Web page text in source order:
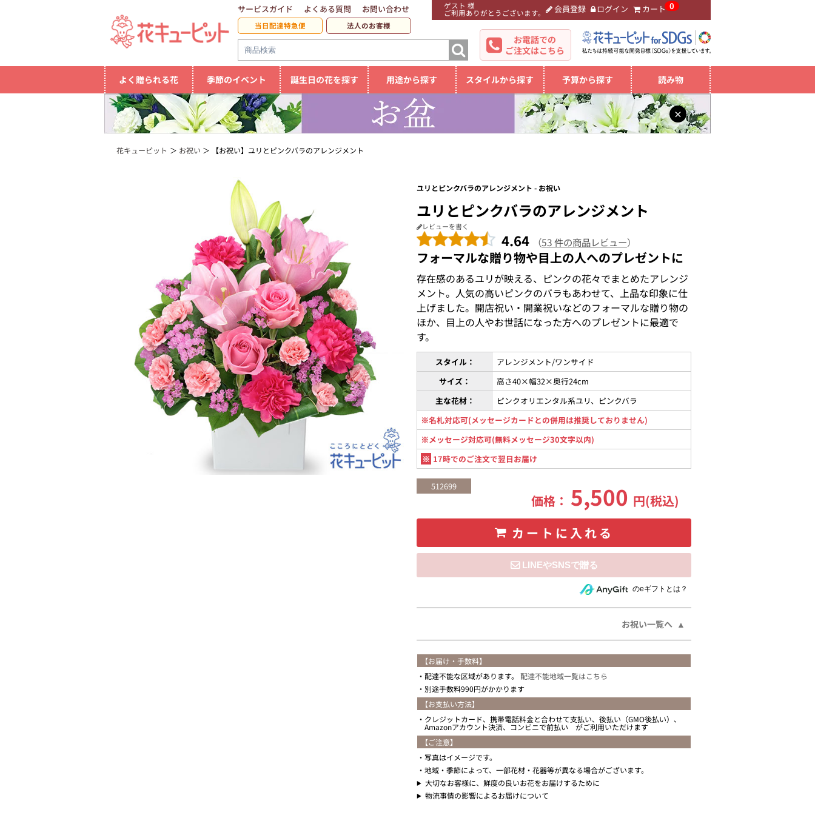
ゲスト 様
ご利用ありがとうございます。 会員登録 ログイン カート 0
サービスガイド よくある質問 お問い合わせ
当日配達特急便 法人のお客様
お電話での
ご注文はこちら
よく贈られる花 季節のイベント 誕生日の花を探す 用途から探す スタイルから探す 予算から探す 読み物
×
花キューピット お祝い 【お祝い】ユリとピンクバラのアレンジメント
ユリとピンクバラのアレンジメント - お祝い
ユリとピンクバラのアレンジメント
レビューを書く
4.64 （53 件の商品レビュー）
フォーマルな贈り物や目上の人へのプレゼントに
存在感のあるユリが映える、ピンクの花々でまとめたアレンジ
メント。人気の高いピンクのバラもあわせて、上品な印象に仕
上げました。開店祝い・開業祝いなどのフォーマルな贈り物の
ほか、目上の人やお世話になった方へのプレゼントに最適で
す。
スタイル：
アレンジメント/ワンサイド
サイズ：
高さ40×幅32×奥行24cm
主な花材：
ピンクオリエンタル系ユリ、ピンクバラ
※名札対応可(メッセージカードとの併用は推奨しておりません)
※メッセージ対応可(無料メッセージ30文字以内)
※ 17時でのご注文で翌日お届け
512699
価格： 5,500 円(税込)
カートに入れる
住所を知らない相手にeギフトで贈るのeギフトとは？
お祝い一覧へ
【お届け・手数料】
配達不能な区域があります。 配達不能地域一覧はこちら
別途手数料990円がかかります
【お支払い方法】
クレジットカード、携帯電話料金と合わせて支払い、後払い（GMO後払い）、
Amazonアカウント決済、コンビニで前払い がご利用いただけます
【ご注意】
写真はイメージです。
地域・季節によって、一部花材・花器等が異なる場合がございます。
大切なお客様に、鮮度の良いお花をお届けするために
物流事情の影響によるお届けについて